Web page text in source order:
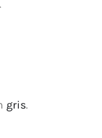
gris.